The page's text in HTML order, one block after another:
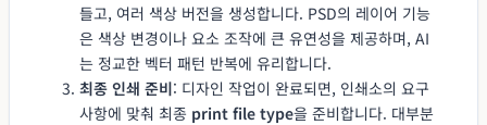
들고, 여러 색상 버전을 생성합니다. PSD의 레이어 기능
은 색상 변경이나 요소 조작에 큰 유연성을 제공하며, AI
는 정교한 벡터 패턴 반복에 유리합니다.
최종 인쇄 준비: 디자인 작업이 완료되면, 인쇄소의 요구
사항에 맞춰 최종 print file type을 준비합니다. 대부분